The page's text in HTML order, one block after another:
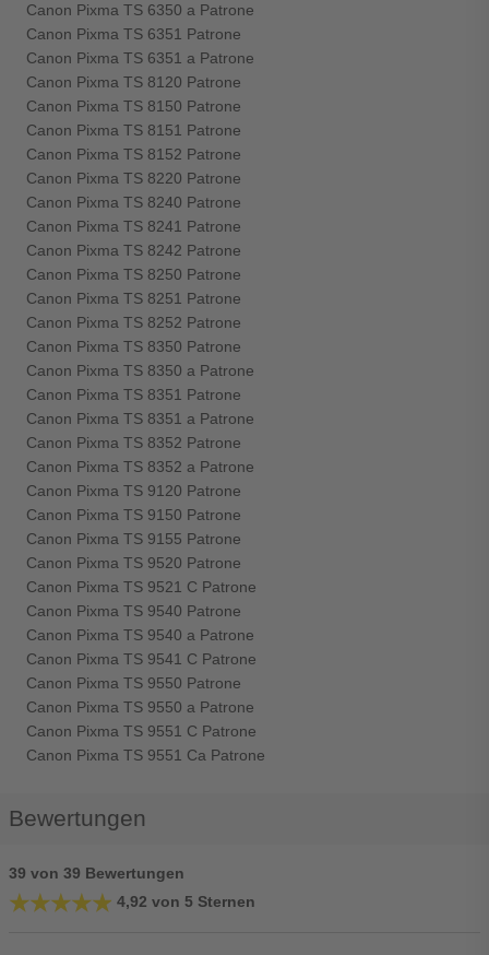
Canon Pixma TS 6350 a Patrone
Canon Pixma TS 6351 Patrone
Canon Pixma TS 6351 a Patrone
Canon Pixma TS 8120 Patrone
Canon Pixma TS 8150 Patrone
Canon Pixma TS 8151 Patrone
Canon Pixma TS 8152 Patrone
Canon Pixma TS 8220 Patrone
Canon Pixma TS 8240 Patrone
Canon Pixma TS 8241 Patrone
Canon Pixma TS 8242 Patrone
Canon Pixma TS 8250 Patrone
Canon Pixma TS 8251 Patrone
Canon Pixma TS 8252 Patrone
Canon Pixma TS 8350 Patrone
Canon Pixma TS 8350 a Patrone
Canon Pixma TS 8351 Patrone
Canon Pixma TS 8351 a Patrone
Canon Pixma TS 8352 Patrone
Canon Pixma TS 8352 a Patrone
Canon Pixma TS 9120 Patrone
Canon Pixma TS 9150 Patrone
Canon Pixma TS 9155 Patrone
Canon Pixma TS 9520 Patrone
Canon Pixma TS 9521 C Patrone
Canon Pixma TS 9540 Patrone
Canon Pixma TS 9540 a Patrone
Canon Pixma TS 9541 C Patrone
Canon Pixma TS 9550 Patrone
Canon Pixma TS 9550 a Patrone
Canon Pixma TS 9551 C Patrone
Canon Pixma TS 9551 Ca Patrone
Bewertungen
39 von 39 Bewertungen
★★★★★
★★★★★ 4,92 von 5 Sternen